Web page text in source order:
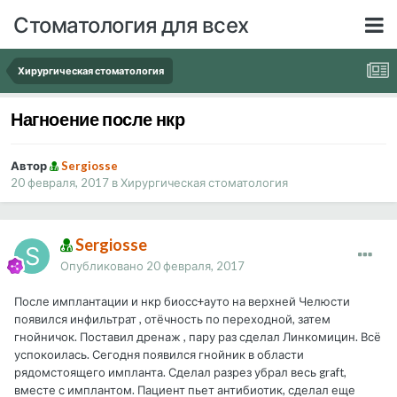
Стоматология для всех
Хирургическая стоматология
Нагноение после нкр
Автор
Sergiosse
20 февраля, 2017 вХирургическая стоматология
Sergiosse
Опубликовано 20 февраля, 2017
После имплантации и нкр биосс+ауто на верхней Челюсти
появился инфильтрат , отёчность по переходной, затем
гнойничок. Поставил дренаж , пару раз сделал Линкомицин. Всё
успокоилась. Сегодня появился гнойник в области
рядомстоящего импланта. Сделал разрез убрал весь graft,
вместе с имплантом. Пациент пьет антибиотик, сделал еще